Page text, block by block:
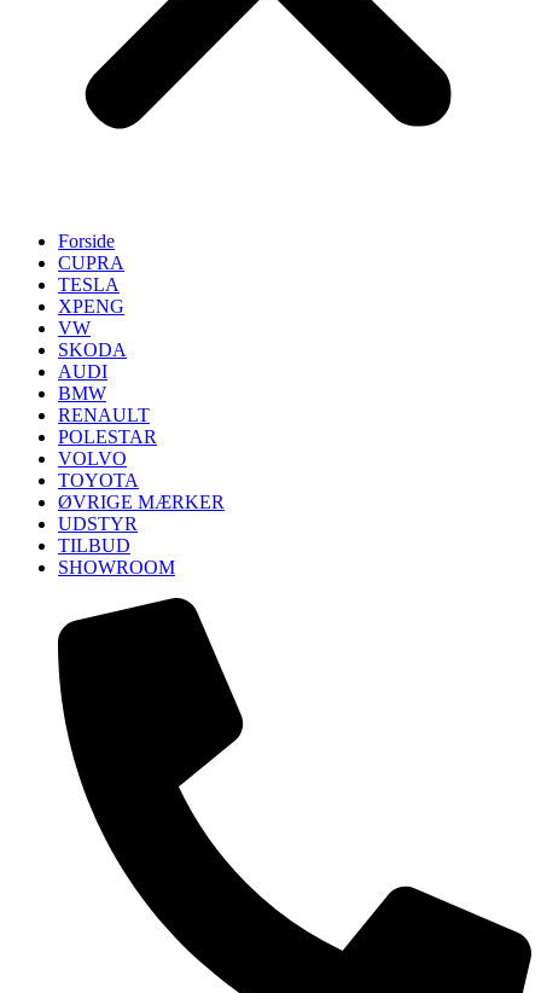
Forside
CUPRA
TESLA
XPENG
VW
SKODA
AUDI
BMW
RENAULT
POLESTAR
VOLVO
TOYOTA
ØVRIGE MÆRKER
UDSTYR
TILBUD
SHOWROOM